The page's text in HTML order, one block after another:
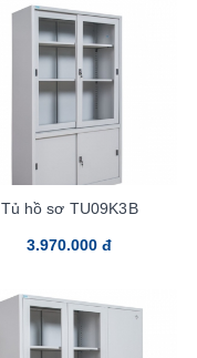
Tủ hồ sơ TU09K3B
3.970.000 đ